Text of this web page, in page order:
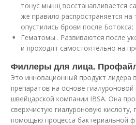
тонус мышц восстанавливается
же правило распространяется на
опустились брови после Ботокса;
Гематомы . Развиваются после
и проходят самостоятельно на
Филлеры для лица.
Это инновационный продукт лидера
препаратов на основе гиалуроновой
швейцарской компании IBSA. Она
сверхчистую гиалуроновую кислоту,
помощью процесса бактериальной